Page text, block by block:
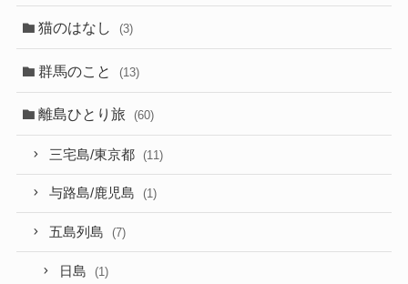
猫のはなし (3)
群馬のこと (13)
離島ひとり旅 (60)
三宅島/東京都 (11)
与路島/鹿児島 (1)
五島列島 (7)
日島 (1)